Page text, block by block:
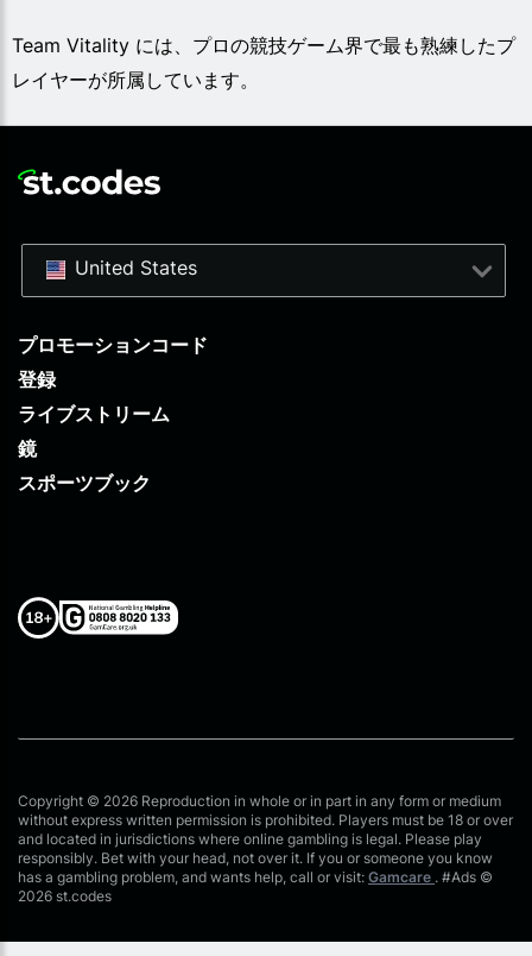
Team Vitality には、プロの競技ゲーム界で最も熟練したプ
レイヤーが所属しています。
プロモーションコード
登録
ライブストリーム
鏡
スポーツブック
United States
Copyright © 2026 Reproduction in whole or in part in any form or medium
without express written permission is prohibited. Players must be 18 or over
and located in jurisdictions where online gambling is legal. Please play
responsibly. Bet with your head, not over it. If you or someone you know
has a gambling problem, and wants help, call or visit: Gamcare . #Ads ©
2026 st.codes